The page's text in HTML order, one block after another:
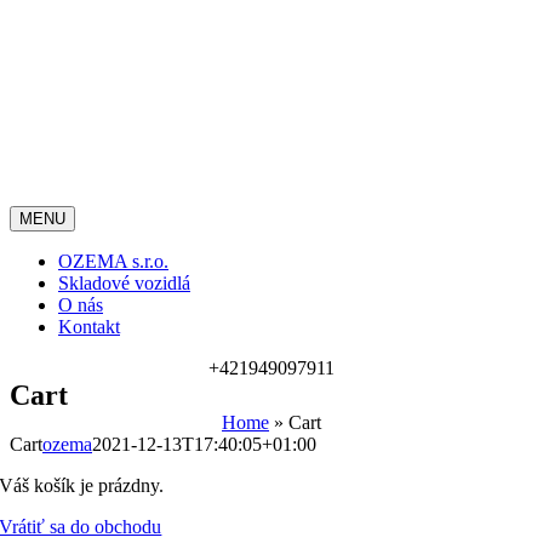
MENU
OZEMA s.r.o.
Skladové vozidlá
O nás
Kontakt
+421949097911
Cart
Home » Cart
Cartozema2021-12-13T17:40:05+01:00
Váš košík je prázdny.
Vrátiť sa do obchodu